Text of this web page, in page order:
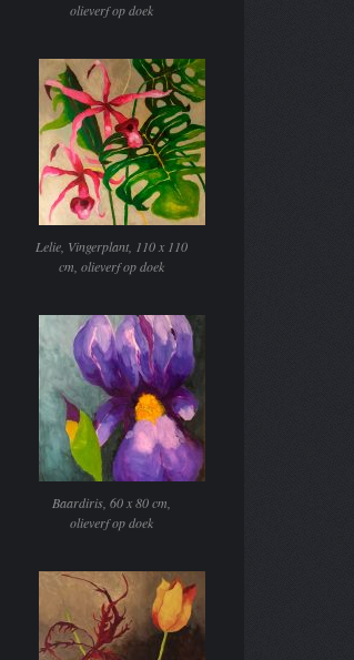
olieverf op doek
Lelie, Vingerplant, 110 x 110
cm, olieverf op doek
Baardiris, 60 x 80 cm,
olieverf op doek